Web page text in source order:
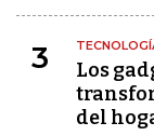
3
Los
del